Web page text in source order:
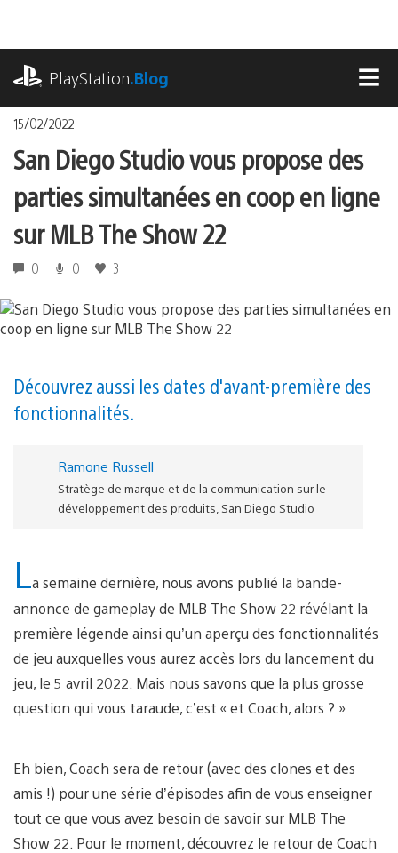
contenu
PlayStation.Blog
15/02/2022
San Diego Studio vous propose des
parties simultanées en coop en ligne
sur MLB The Show 22
0 0 3
Découvrez aussi les dates d'avant-première des
fonctionnalités.
Ramone Russell
Stratège de marque et de la communication sur le
développement des produits, San Diego Studio
La semaine dernière, nous avons publié la bande-
annonce de gameplay de MLB The Show 22 révélant la
première légende ainsi qu’un aperçu des fonctionnalités
de jeu auxquelles vous aurez accès lors du lancement du
jeu, le 5 avril 2022. Mais nous savons que la plus grosse
question qui vous taraude, c’est « et Coach, alors ? »
Eh bien, Coach sera de retour (avec des clones et des
amis !) pour une série d’épisodes afin de vous enseigner
tout ce que vous avez besoin de savoir sur MLB The
Show 22. Pour le moment, découvrez le retour de Coach